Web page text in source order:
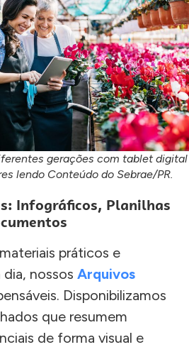
gerações com tablet digital
lendo Conteúdo do Sebrae/PR.
Infográficos, Planilhas
práticos e
dia, nossos Arquivos
Disponibilizamos
que resumem
de forma visual e